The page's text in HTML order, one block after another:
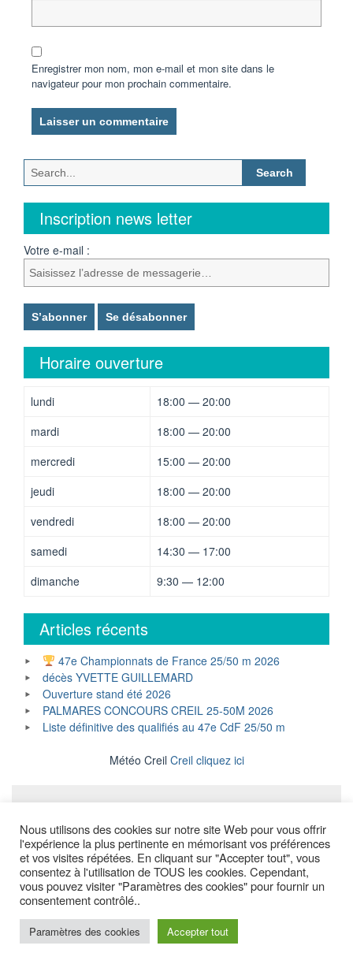
Enregistrer mon nom, mon e-mail et mon site dans le
navigateur pour mon prochain commentaire.
Search
for:
Inscription news letter
Votre e-mail :
Horaire ouverture
lundi
18:00 — 20:00
mardi
18:00 — 20:00
mercredi
15:00 — 20:00
jeudi
18:00 — 20:00
vendredi
18:00 — 20:00
samedi
14:30 — 17:00
dimanche
9:30 — 12:00
Articles récents
47e Championnats de France 25/50 m 2026
décès YVETTE GUILLEMARD
Ouverture stand été 2026
PALMARES CONCOURS CREIL 25-50M 2026
Liste définitive des qualifiés au 47e CdF 25/50 m
Météo Creil Creil cliquez ici
Copyright © All Rights Reserved.
Powered by WordPress
Blue Planet byNilambar
Nous utilisons des cookies sur notre site Web pour vous offrir
l'expérience la plus pertinente en mémorisant vos préférences
et vos visites répétées. En cliquant sur "Accepter tout", vous
consentez à l'utilisation de TOUS les cookies. Cependant,
vous pouvez visiter "Paramètres des cookies" pour fournir un
consentement contrôlé..
Paramètres des cookies Accepter tout